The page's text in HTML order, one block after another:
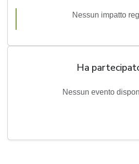
Nessun impatto
Ha
Nessun evento